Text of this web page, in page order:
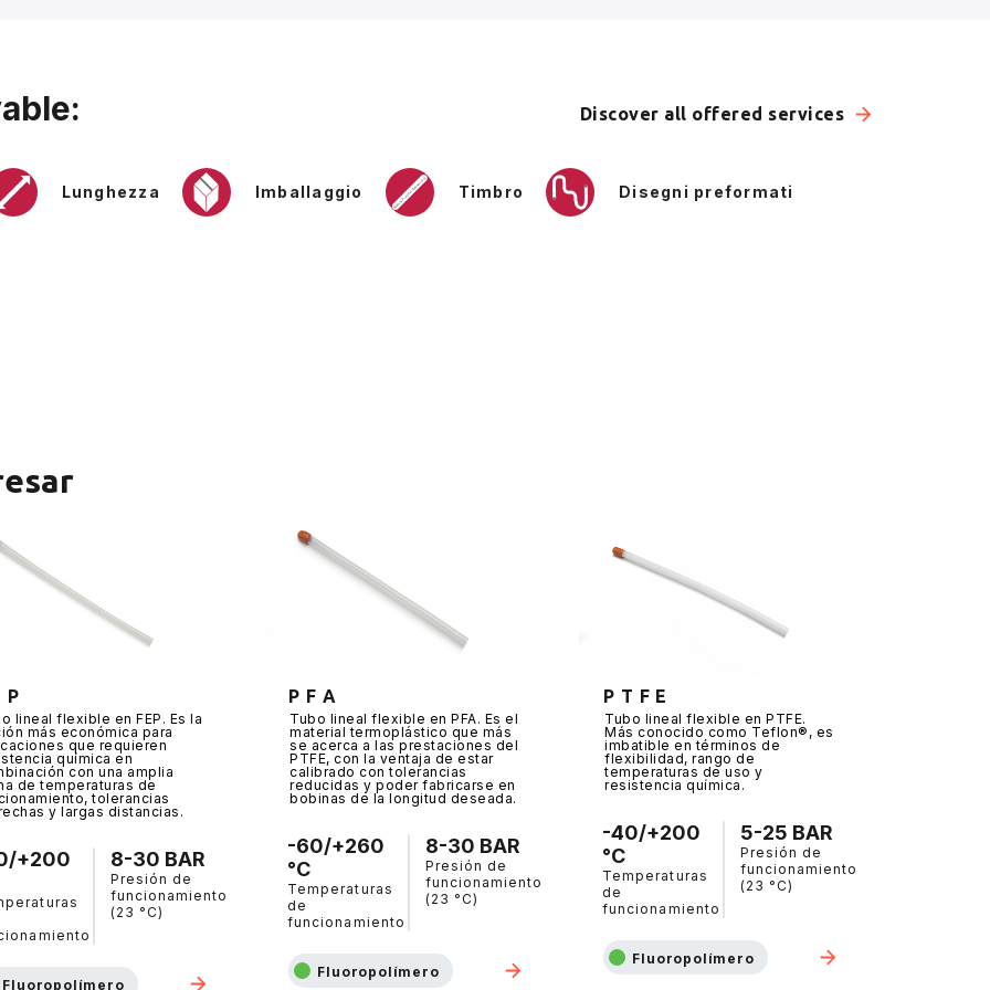
Discover all offered services
Lunghezza Imballaggio Timbro Disegni preformati
P
lineal flexible en FEP. Es la
más económica para
que requieren
química en
con una amplia
de temperaturas de
tolerancias
y largas distancias.
+200 8-30 BAR
Presión de
funcionamiento
(23 °C)
Fluoropolímero
P F A
Tubo lineal flexible en PFA. Es el
material termoplástico que más
se acerca a las prestaciones del
PTFE, con la ventaja de estar
calibrado con tolerancias
reducidas y poder fabricarse en
bobinas de la longitud deseada.
-60/+260
°C
Temperaturas
de
funcionamiento
8-30 BAR
Presión de
funcionamiento
(23 °C)
Fluoropolímero
P T F E
Tubo lineal flexible en PTFE.
Más conocido como Teflon®, es
imbatible en términos de
flexibilidad, rango de
temperaturas de uso y
resistencia química.
-40/+200
°C
Temperaturas
de
funcionamiento
5-25 BAR
Presión de
funcionamiento
(23 °C)
Fluoropolímero